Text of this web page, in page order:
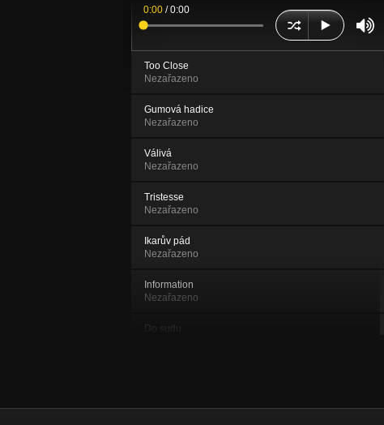
0:00 /0:00
Too Close
Nezařazeno
Gumová hadice
Nezařazeno
Válivá
Nezařazeno
Tristesse
Nezařazeno
Ikarův pád
Nezařazeno
Information
Nezařazeno
Do sudu